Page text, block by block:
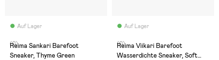
Auf Lager
(0)
Reima Sankari Barefoot
Sneaker, Thyme Green
Auf Lager
(0)
Reima Viikari Barefoot
Wasserdichte Sneaker, Soft